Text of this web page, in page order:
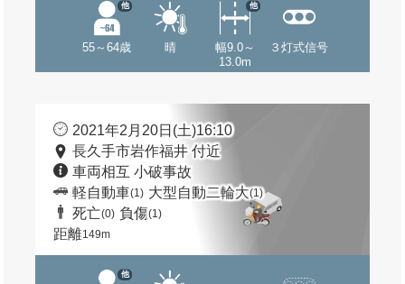
55～64歳
他
晴
幅9.0～
13.0m
他
３灯式信号
2021年2月20日(土)16:10
長久手市岩作福井 付近
車両相互 小破事故
軽自動車(1) 大型自動二輪大(1)
死亡(0) 負傷(1)
距離149m
他